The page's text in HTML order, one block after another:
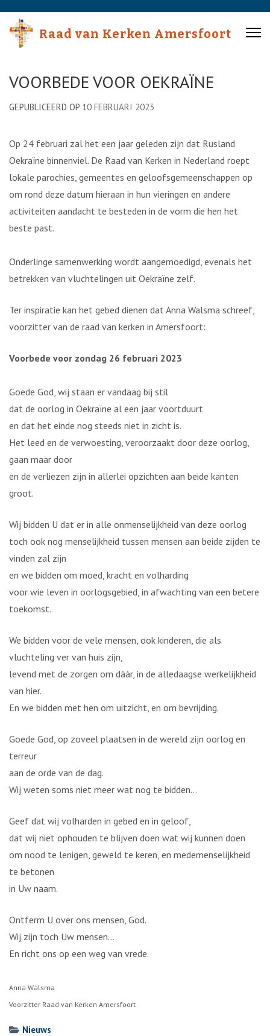
content
Enter)
Raad van Kerken Amersfoort
VOORBEDE VOOR OEKRAÏNE
GEPUBLICEERD OP 10 FEBRUARI 2023
Op 24 februari zal het een jaar geleden zijn dat Rusland
Oekraïne binnenviel. De Raad van Kerken in Nederland roept
lokale parochies, gemeentes en geloofsgemeenschappen op
om rond deze datum hieraan in hun vieringen en andere
activiteiten aandacht te besteden in de vorm die hen het
beste past.
Onderlinge samenwerking wordt aangemoedigd, evenals het
betrekken van vluchtelingen uit Oekraïne zelf.
Ter inspiratie kan het gebed dienen dat Anna Walsma schreef,
voorzitter van de raad van kerken in Amersfoort:
Voorbede voor zondag 26 februari 2023
Goede God, wij staan er vandaag bij stil
dat de oorlog in Oekraïne al een jaar voortduurt
en dat het einde nog steeds niet in zicht is.
Het leed en de verwoesting, veroorzaakt door deze oorlog,
gaan maar door
en de verliezen zijn in allerlei opzichten aan beide kanten
groot.
Wij bidden U dat er in alle onmenselijkheid van deze oorlog
toch ook nog menselijkheid tussen mensen aan beide zijden te
vinden zal zijn
en we bidden om moed, kracht en volharding
voor wie leven in oorlogsgebied, in afwachting van een betere
toekomst.
We bidden voor de vele mensen, ook kinderen, die als
vluchteling ver van huis zijn,
levend met de zorgen om dáár, in de alledaagse werkelijkheid
van hier.
En we bidden met hen om uitzicht, en om bevrijding.
Goede God, op zoveel plaatsen in de wereld zijn oorlog en
terreur
aan de orde van de dag.
Wij weten soms niet meer wat nog te bidden…
Geef dat wij volharden in gebed en in geloof,
dat wij niet ophouden te blijven doen wat wij kunnen doen
om nood te lenigen, geweld te keren, en medemenselijkheid
te betonen
in Uw naam.
Ontferm U over ons mensen, God.
Wij zijn toch Uw mensen…
En richt ons op een weg van vrede.
Anna Walsma
Voorzitter Raad van Kerken Amersfoort
Nieuws